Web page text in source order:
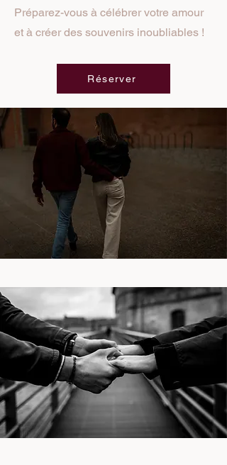
Préparez-vous à célébrer votre amour
et à créer des souvenirs inoubliables !
Réserver